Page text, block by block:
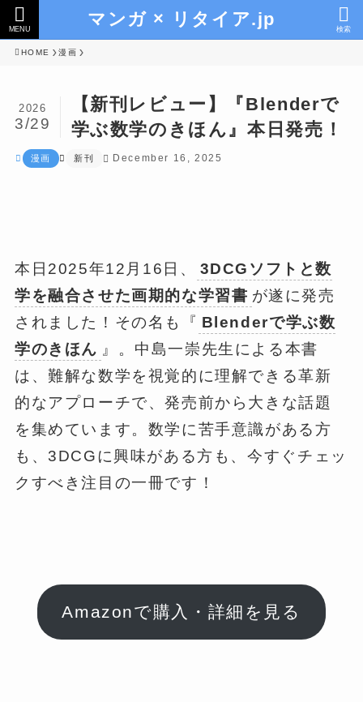
マンガ × リタイア.jp 検索
MENU
HOME 漫画
【新刊レビュー】『Blenderで
学ぶ数学のきほん』本日発売！
2026
3/29
漫画 新刊 December 16, 2025
本日2025年12月16日、
3DCGソフトと数
学を融合させた画期的な学習書 が遂に発売
されました！その名も『 Blenderで学ぶ数
学のきほん 』。中島一崇先生による本書
は、難解な数学を視覚的に理解できる革新
的なアプローチで、発売前から大きな話題
を集めています。数学に苦手意識がある方
も、3DCGに興味がある方も、今すぐチェッ
クすべき注目の一冊です！
Amazonで購入・詳細を見る